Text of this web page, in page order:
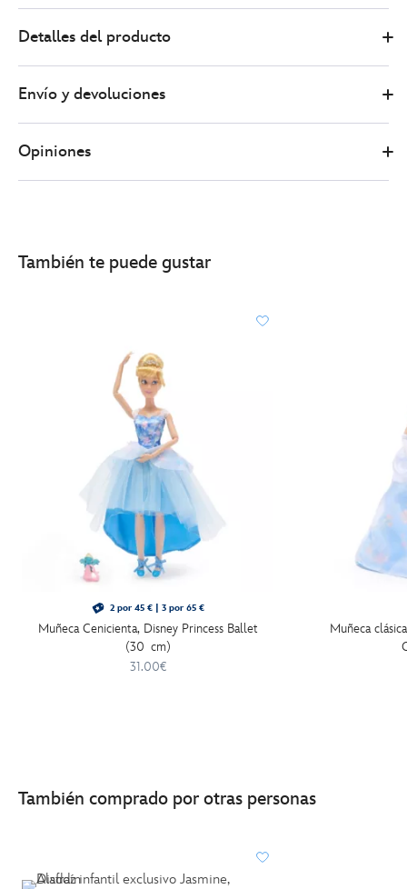
31.00
https://www.disneystore.es/muneca-
jasmine-
disney-
princess-
Detalles del producto
Envío y devoluciones
Opiniones
También te puede gustar
2 por 45 € | 3 por 65 €
Muñeca Cenicienta, Disney Princess Ballet
(30 cm)
31.00€
Muñeca
También comprado por otras personas